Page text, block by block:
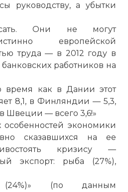
руководству, а убытки
Они не могут
европейской
труда — в 2012 году в
работников на
время как в Дании этот
8,1, в Финляндии — 5,3,
Швеции — всего 3,6!»
экономики
сказавшихся на ее
кризису —
экспорт: рыба (27%),
(по данным